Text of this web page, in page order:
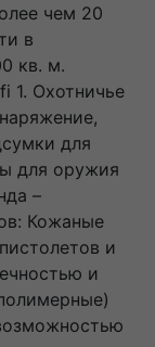
чем 20
в
кв. м.
1. Охотничье
для
для оружия
–
Кожаные
и
и